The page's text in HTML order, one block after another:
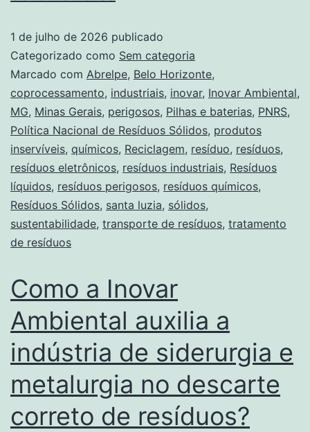
1 de julho de 2026 publicado
Categorizado como Sem categoria
Marcado com Abrelpe, Belo Horizonte,
coprocessamento, industriais, inovar, Inovar Ambiental,
MG, Minas Gerais, perigosos, Pilhas e baterias, PNRS,
Política Nacional de Resíduos Sólidos, produtos
inservíveis, químicos, Reciclagem, resíduo, resíduos,
resíduos eletrônicos, resíduos industriais, Resíduos
líquidos, resíduos perigosos, resíduos químicos,
Resíduos Sólidos, santa luzia, sólidos,
sustentabilidade, transporte de resíduos, tratamento
de resíduos
Como a Inovar
Ambiental auxilia a
indústria de siderurgia e
metalurgia no descarte
correto de resíduos?